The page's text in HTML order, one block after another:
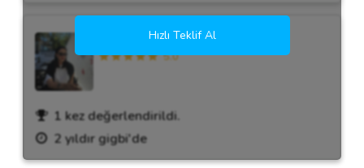
Helin Özel
5.0
1 kez değerlendirildi.
2 yıldır gigbi'de
Hızlı Teklif Al